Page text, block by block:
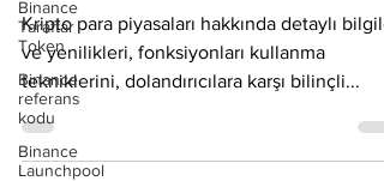
Binance
Taraftar
Token
Binance
referans
kodu
Binance
Launchpool
Binance TR Youtube kanalında
neler var?
Kripto para piyasaları hakkında detaylı
ve yenilikleri, fonksiyonları kullanma